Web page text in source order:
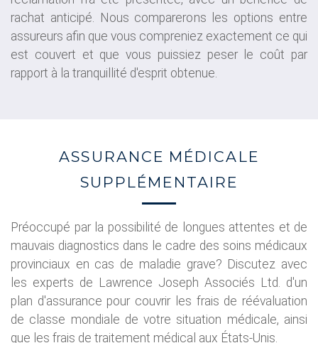
rachat anticipé. Nous comparerons les options entre
assureurs afin que vous compreniez exactement ce qui
est couvert et que vous puissiez peser le coût par
rapport à la tranquillité d'esprit obtenue.
ASSURANCE MÉDICALE
SUPPLÉMENTAIRE
Préoccupé par la possibilité de longues attentes et de
mauvais diagnostics dans le cadre des soins médicaux
provinciaux en cas de maladie grave? Discutez avec
les experts de Lawrence Joseph Associés Ltd. d'un
plan d'assurance pour couvrir les frais de réévaluation
de classe mondiale de votre situation médicale, ainsi
que les frais de traitement médical aux États-Unis.